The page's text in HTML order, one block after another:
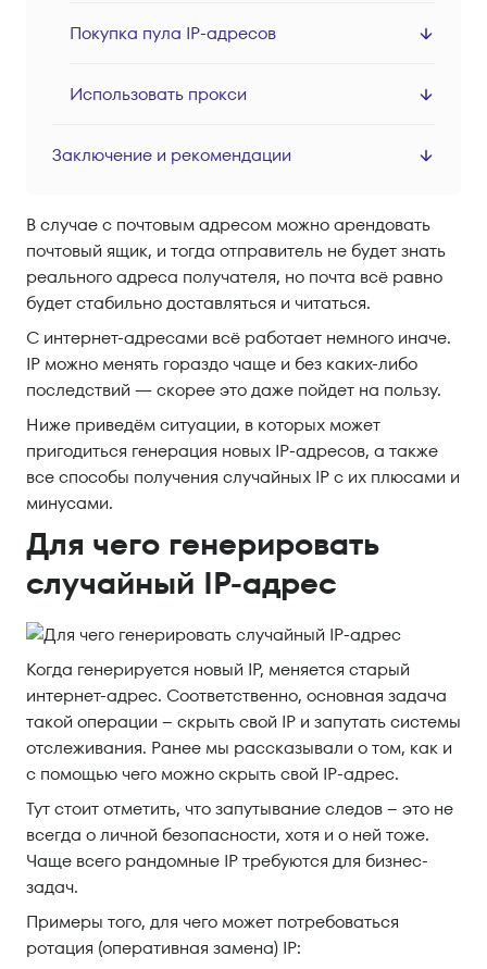
Покупка пула IP-адресов
Использовать прокси
Заключение и рекомендации
В случае с почтовым адресом можно арендовать
почтовый ящик, и тогда отправитель не будет знать
реального адреса получателя, но почта всё равно
будет стабильно доставляться и читаться.
С интернет-адресами всё работает немного иначе.
IP можно менять гораздо чаще и без каких-либо
последствий — скорее это даже пойдет на пользу.
Ниже приведём ситуации, в которых может
пригодиться генерация новых IP-адресов, а также
все способы получения случайных IP с их плюсами и
минусами.
Для чего генерировать
случайный IP-адрес
Когда генерируется новый IP, меняется старый
интернет-адрес. Соответственно, основная задача
такой операции – скрыть свой IP и запутать системы
отслеживания. Ранее мы рассказывали о том, как и
с помощью чего можно скрыть свой IP-адрес.
Тут стоит отметить, что запутывание следов – это не
всегда о личной безопасности, хотя и о ней тоже.
Чаще всего рандомные IP требуются для бизнес-
задач.
Примеры того, для чего может потребоваться
ротация (оперативная замена) IP: